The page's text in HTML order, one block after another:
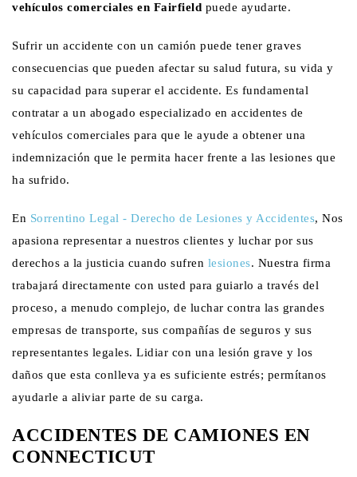
vehículos comerciales en Fairfield puede ayudarte.
Sufrir un accidente con un camión puede tener graves
consecuencias que pueden afectar su salud futura, su vida y
su capacidad para superar el accidente. Es fundamental
contratar a un abogado especializado en accidentes de
vehículos comerciales para que le ayude a obtener una
indemnización que le permita hacer frente a las lesiones que
ha sufrido.
En Sorrentino Legal - Derecho de Lesiones y Accidentes, Nos
apasiona representar a nuestros clientes y luchar por sus
derechos a la justicia cuando sufren lesiones. Nuestra firma
trabajará directamente con usted para guiarlo a través del
proceso, a menudo complejo, de luchar contra las grandes
empresas de transporte, sus compañías de seguros y sus
representantes legales. Lidiar con una lesión grave y los
daños que esta conlleva ya es suficiente estrés; permítanos
ayudarle a aliviar parte de su carga.
ACCIDENTES DE CAMIONES EN
CONNECTICUT